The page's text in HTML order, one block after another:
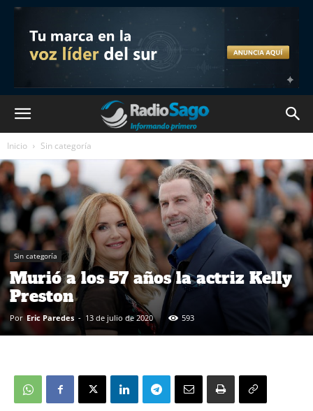
Inicio Sin categoría
Sin categoría
Murió a los 57 años la actriz Kelly
Preston
Por Eric Paredes - 13 de julio de 2020 593